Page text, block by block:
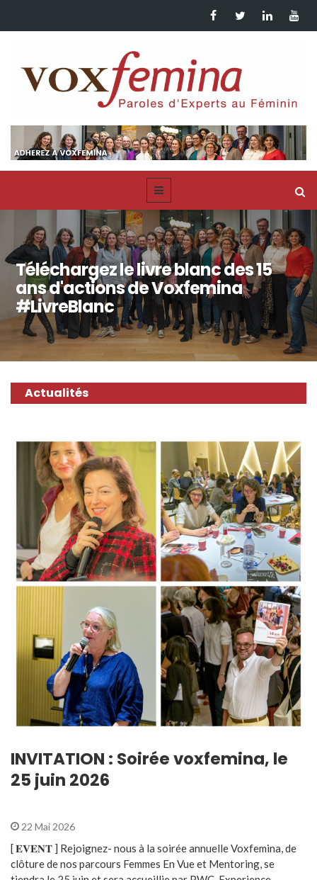
Téléchargez le livre blanc des 15
ans d'actions de Voxfemina
#LivreBlanc
Actualités
INVITATION : Soirée voxfemina, le
25 juin 2026
22 Mai 2026
[ 𝐄𝐕𝐄𝐍𝐓 ] Rejoignez- nous à la soirée annuelle Voxfemina, de
clôture de nos parcours Femmes En Vue et Mentoring, se